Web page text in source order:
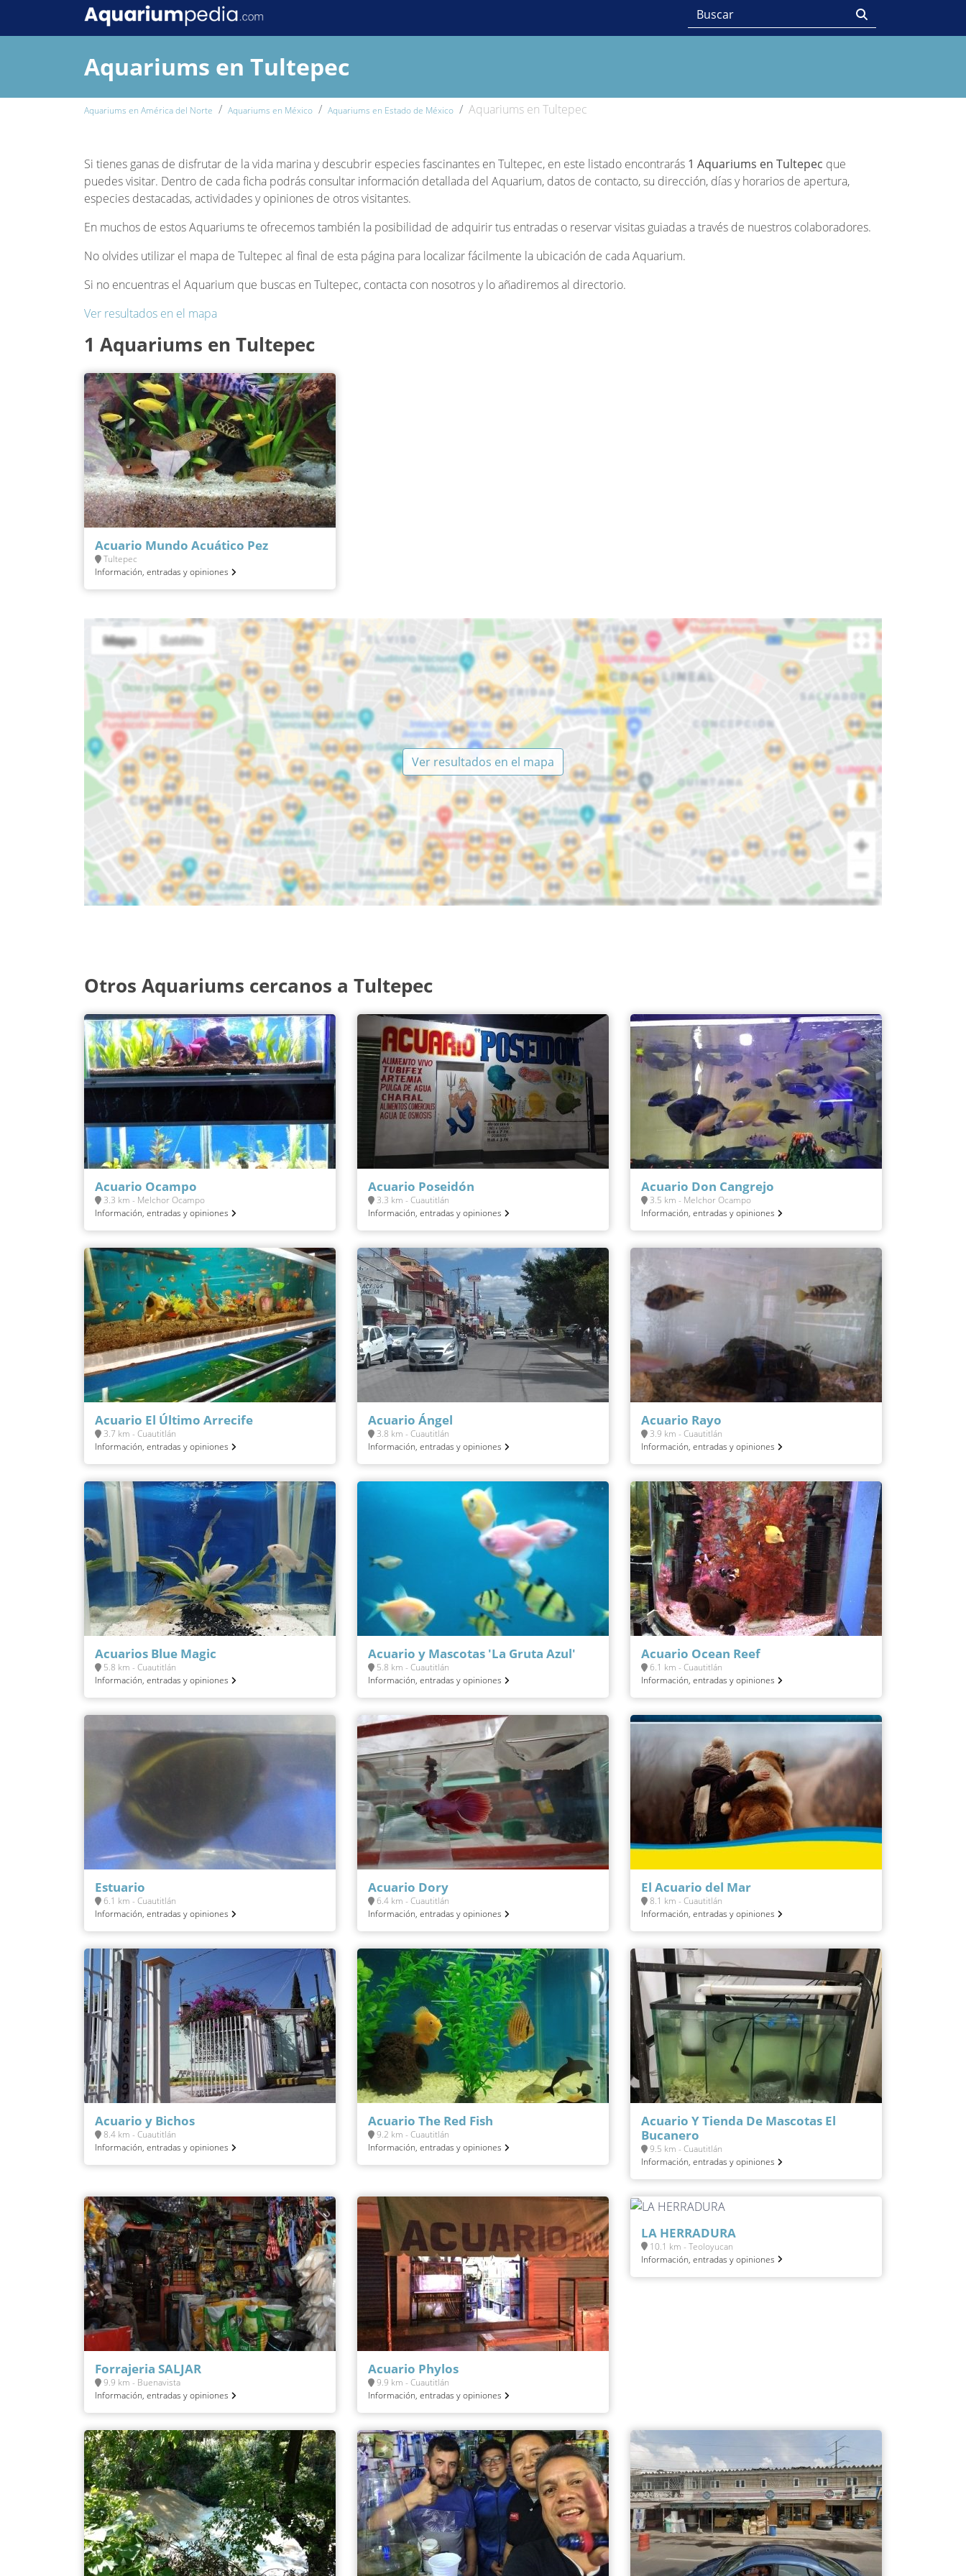
Aquariums en Tultepec
Aquariums en América del Norte Aquariums en México Aquariums en Estado de México Aquariums en Tultepec
Si tienes ganas de disfrutar de la vida marina y descubrir especies fascinantes en Tultepec, en este listado encontrarás 1 Aquariums en Tultepec que
puedes visitar. Dentro de cada ficha podrás consultar información detallada del Aquarium, datos de contacto, su dirección, días y horarios de apertura,
especies destacadas, actividades y opiniones de otros visitantes.
En muchos de estos Aquariums te ofrecemos también la posibilidad de adquirir tus entradas o reservar visitas guiadas a través de nuestros colaboradores.
No olvides utilizar el mapa de Tultepec al final de esta página para localizar fácilmente la ubicación de cada Aquarium.
Si no encuentras el Aquarium que buscas en Tultepec, contacta con nosotros y lo añadiremos al directorio.
Ver resultados en el mapa
1 Aquariums en Tultepec
Acuario Mundo Acuático Pez
Tultepec
Información, entradas y opiniones
Ver resultados en el mapa
Otros Aquariums cercanos a Tultepec
Acuario Ocampo
3.3 km - Melchor Ocampo
Información, entradas y opiniones
Acuario Poseidón
3.3 km - Cuautitlán
Información, entradas y opiniones
Acuario Don Cangrejo
3.5 km - Melchor Ocampo
Información, entradas y opiniones
Acuario El Último Arrecife
3.7 km - Cuautitlán
Información, entradas y opiniones
Acuario Ángel
3.8 km - Cuautitlán
Información, entradas y opiniones
Acuario Rayo
3.9 km - Cuautitlán
Información, entradas y opiniones
Acuarios Blue Magic
5.8 km - Cuautitlán
Información, entradas y opiniones
Acuario y Mascotas 'La Gruta Azul'
5.8 km - Cuautitlán
Información, entradas y opiniones
Acuario Ocean Reef
6.1 km - Cuautitlán
Información, entradas y opiniones
Estuario
6.1 km - Cuautitlán
Información, entradas y opiniones
Acuario Dory
6.4 km - Cuautitlán
Información, entradas y opiniones
El Acuario del Mar
8.1 km - Cuautitlán
Información, entradas y opiniones
Acuario y Bichos
8.4 km - Cuautitlán
Información, entradas y opiniones
Acuario The Red Fish
9.2 km - Cuautitlán
Información, entradas y opiniones
Acuario Y Tienda De Mascotas El
Bucanero
9.5 km - Cuautitlán
Información, entradas y opiniones
Forrajeria SALJAR
9.9 km - Buenavista
Información, entradas y opiniones
Acuario Phylos
9.9 km - Cuautitlán
Información, entradas y opiniones
LA HERRADURA
10.1 km - Teoloyucan
Información, entradas y opiniones